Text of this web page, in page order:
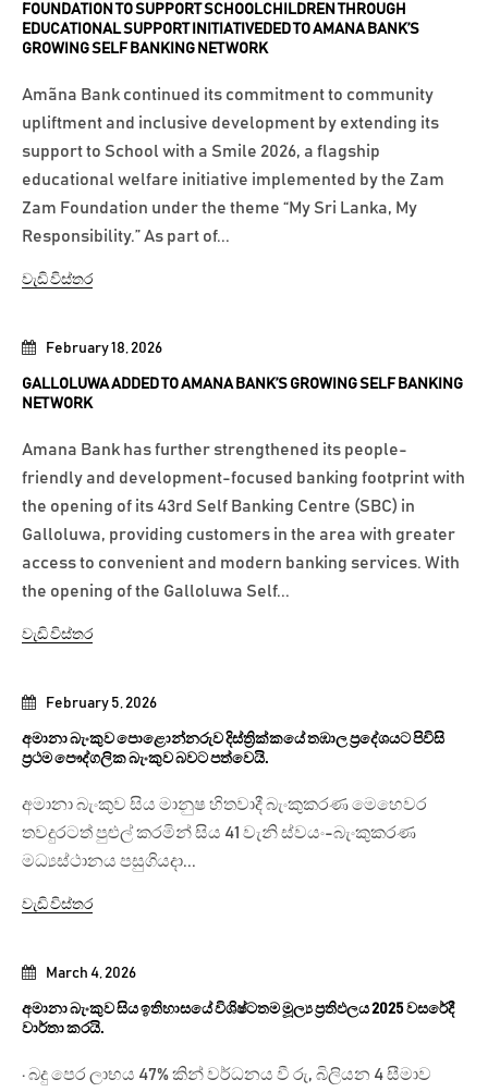
March 4, 2026
අමානා බැංකුව සිය ඉතිහාසයේ විශිෂ්ටතම මූල්‍ය ප්‍රතිඵලය 2025 වසරේදී
වාර්තා කරයි.
· බදු පෙර ලාභය 47% කින් වර්ධනය වී රු, බිලියන 4 සීමාව
February 5, 2026
අමානා බැංකුව පොළොන්නරුව දිස්ත්‍රික්කයේ තඹාල ප්‍රදේශයට පිවිසි
ප්‍රථම පෞද්ගලික බැංකුව බවට පත්වෙයි.
අමානා බැංකුව සිය මානුෂ හිතවාදී බැංකුකරණ මෙහෙවර
තවදුරටත් පුළුල් කරමින් සිය 41 වැනි ස්වයං-බැංකුකරණ
මධ්‍යස්ථානය පසුගියදා...
වැඩි විස්තර
February 18, 2026
GALLOLUWA ADDED TO AMANA BANK’S GROWING SELF BANKING
NETWORK
Amana Bank has further strengthened its people-
friendly and development-focused banking footprint with
the opening of its 43rd Self Banking Centre (SBC) in
Galloluwa, providing customers in the area with greater
access to convenient and modern banking services. With
the opening of the Galloluwa Self...
වැඩි විස්තර
FOUNDATION TO SUPPORT SCHOOLCHILDREN THROUGH
EDUCATIONAL SUPPORT INITIATIVEDED TO AMANA BANK’S
GROWING SELF BANKING NETWORK
Amãna Bank continued its commitment to community
upliftment and inclusive development by extending its
support to School with a Smile 2026, a flagship
educational welfare initiative implemented by the Zam
Zam Foundation under the theme “My Sri Lanka, My
Responsibility.” As part of...
වැඩි විස්තර